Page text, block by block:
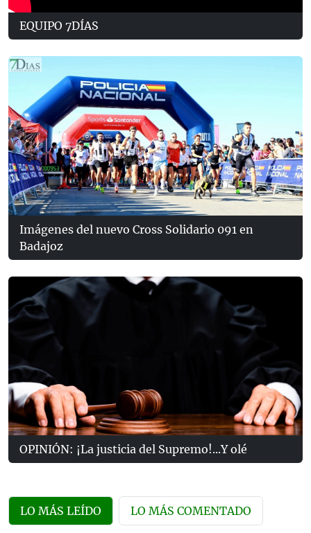
EQUIPO 7DÍAS
Imágenes del nuevo Cross Solidario 091 en
Badajoz
OPINIÓN: ¡La justicia del Supremo!...Y olé
LO MÁS LEÍDO LO MÁS COMENTADO